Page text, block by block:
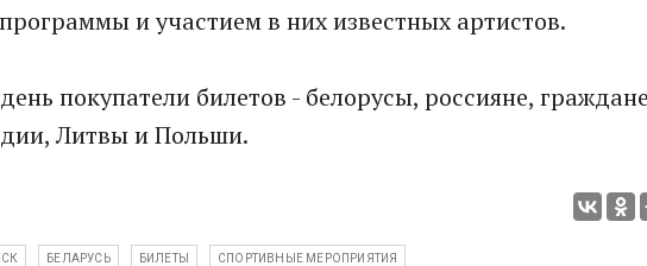
и участием в них известных артистов.
покупатели билетов - белорусы, россияне, граждане
Литвы и Польши.
БЕЛАРУСЬ БИЛЕТЫ СПОРТИВНЫЕ МЕРОПРИЯТИЯ